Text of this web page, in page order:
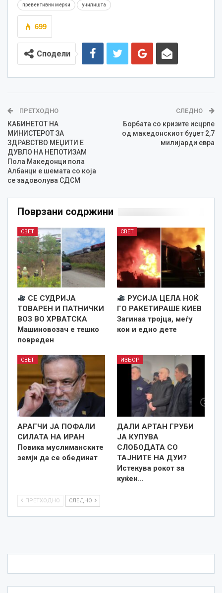
превентивни мерки училишта
699
Сподели
ПРЕТХОДНО
КАБИНЕТОТ НА
МИНИСТЕРОТ ЗА
ЗДРАВСТВО МЕЏИТИ Е
ДУВЛО НА НЕПОТИЗАМ
Пола Македонци пола
Албанци е шемата со која
се задоволува СДСМ
СЛЕДНО
Борбата со кризите исцрпе
од македонскиот буџет 2,7
милијарди евра
Поврзани содржини
СВЕТ
СЕ СУДРИЈА
ТОВАРЕН И ПАТНИЧКИ
ВОЗ ВО ХРВАТСКА
Машиновозач е тешко
повреден
СВЕТ
РУСИЈА ЦЕЛА НОЌ
ГО РАКЕТИРАШЕ КИЕВ
Загинаа тројца, меѓу
кои и едно дете
СВЕТ
АРАГЧИ ЈА ПОФАЛИ
СИЛАТА НА ИРАН
Повика муслиманските
земји да се обединат
ИЗБОР
ДАЛИ АРТАН ГРУБИ
ЈА КУПУВА
СЛОБОДАТА СО
ТАЈНИТЕ НА ДУИ?
Истекува рокот за
куќен…
ПРЕТХОДНО СЛЕДНО